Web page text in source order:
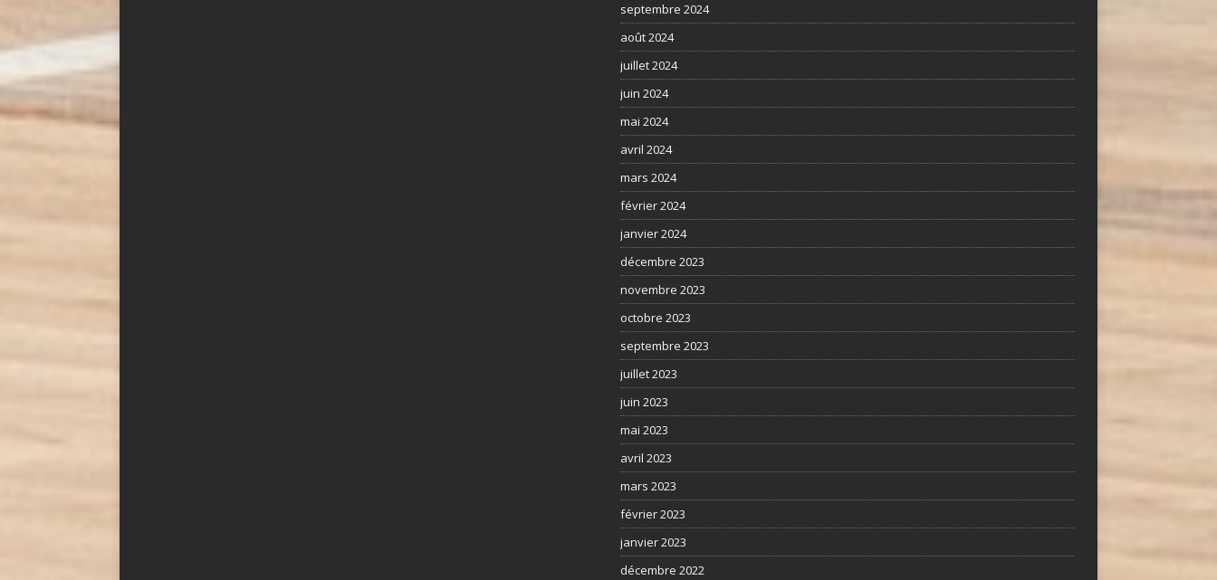
septembre 2024
août 2024
juillet 2024
juin 2024
mai 2024
avril 2024
mars 2024
février 2024
janvier 2024
décembre 2023
novembre 2023
octobre 2023
septembre 2023
juillet 2023
juin 2023
mai 2023
avril 2023
mars 2023
février 2023
janvier 2023
décembre 2022